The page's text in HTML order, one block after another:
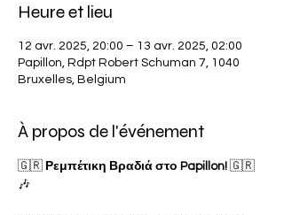
Heure et lieu
12 avr. 2025, 20:00 – 13 avr. 2025, 02:00
Papillon, Rdpt Robert Schuman 7, 1040
Bruxelles, Belgium
À propos de l'événement
🇬🇷 Ρεμπέτικη Βραδιά στο Papillon! 🇬🇷
🎶